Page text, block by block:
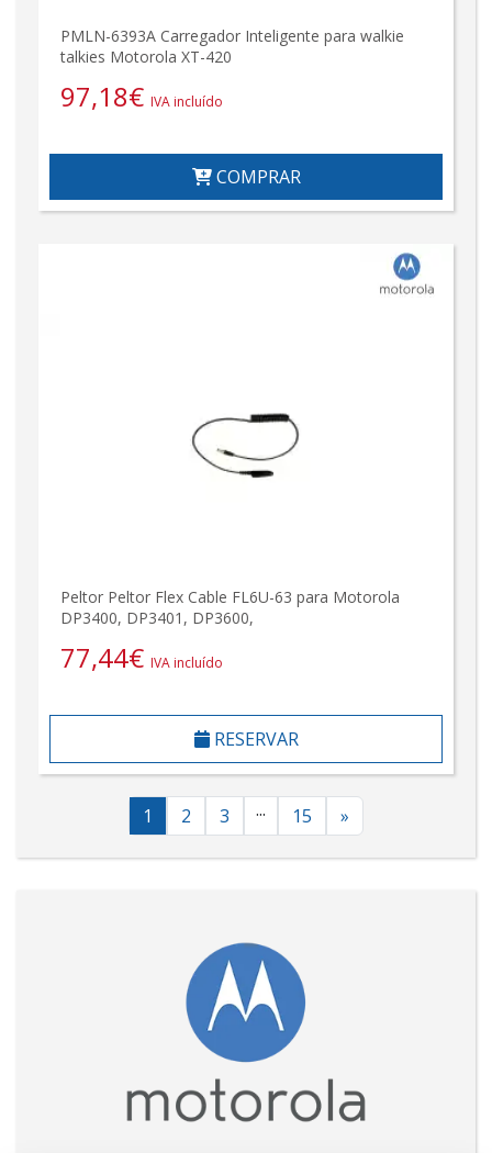
PMLN-6393A Carregador Inteligente para walkie
talkies Motorola XT-420
97,18€ IVA incluído
COMPRAR
Peltor Peltor Flex Cable FL6U-63 para Motorola
DP3400, DP3401, DP3600,
77,44€ IVA incluído
RESERVAR
1 2 3 ... 15 »